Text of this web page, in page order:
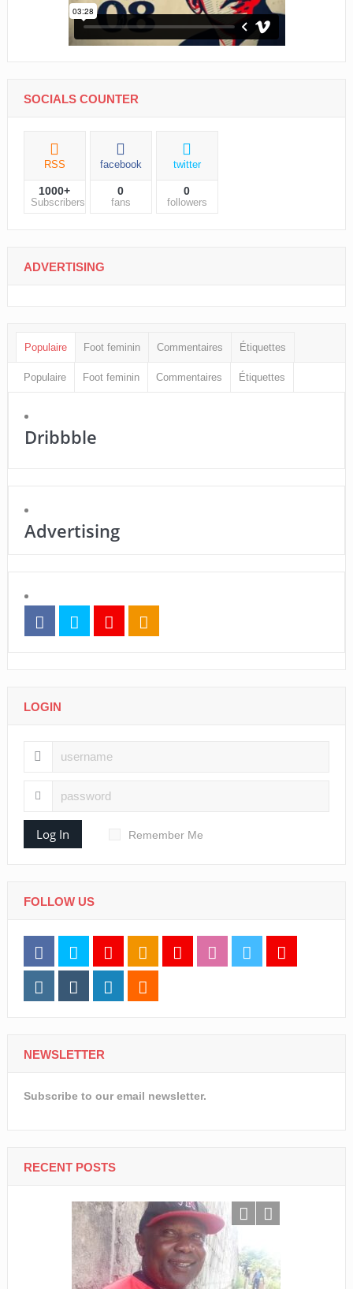
SOCIALS COUNTER
RSS
1000+
Subscribers
facebook
0
fans
twitter
0
followers
ADVERTISING
Populaire Foot feminin Commentaires Étiquettes
Populaire Foot feminin Commentaires Étiquettes
Dribbble
Advertising
LOGIN
Log In Remember Me
FOLLOW US
NEWSLETTER
Subscribe to our email newsletter.
RECENT POSTS